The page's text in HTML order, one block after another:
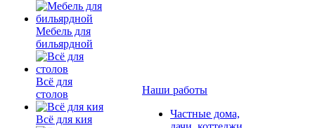
Мебель для
бильярдной
Всё для
столов
Всё для кия
Наши работы
Частные дома,